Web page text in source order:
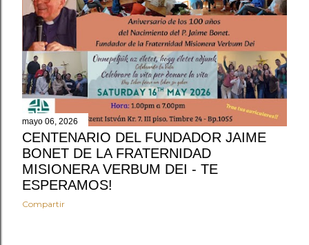
mayo 06, 2026
CENTENARIO DEL FUNDADOR JAIME
BONET DE LA FRATERNIDAD
MISIONERA VERBUM DEI - TE
ESPERAMOS!
Compartir